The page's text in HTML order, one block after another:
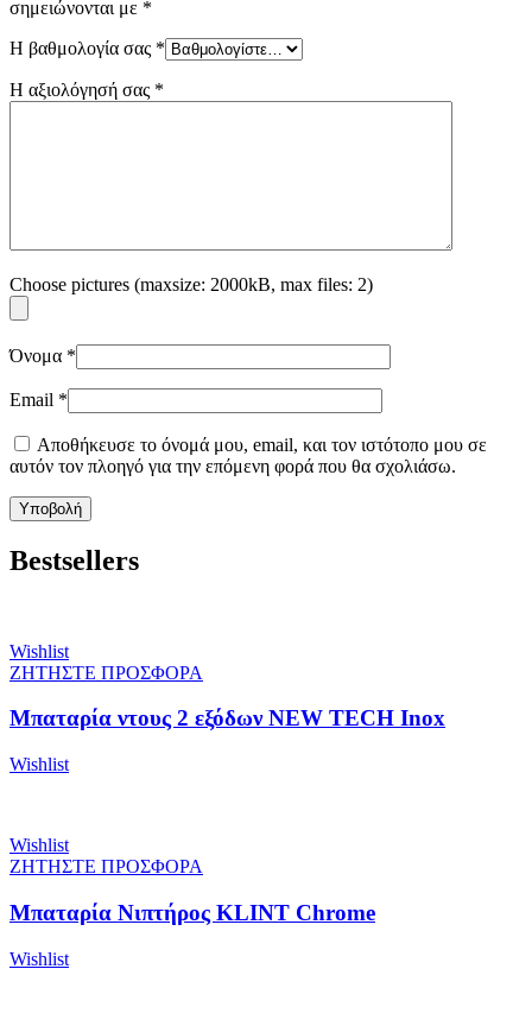
σημειώνονται με *
Η βαθμολογία σας *
Η αξιολόγησή σας *
Choose pictures (maxsize: 2000kB, max files: 2)
Όνομα *
Email *
Αποθήκευσε το όνομά μου, email, και τον ιστότοπο μου σε
αυτόν τον πλοηγό για την επόμενη φορά που θα σχολιάσω.
Bestsellers
Wishlist
ΖΗΤΗΣΤΕ ΠΡΟΣΦΟΡΑ
Μπαταρία ντους 2 εξόδων NEW TECH Inox
Wishlist
Wishlist
ΖΗΤΗΣΤΕ ΠΡΟΣΦΟΡΑ
Μπαταρία Νιπτήρος KLINT Chrome
Wishlist